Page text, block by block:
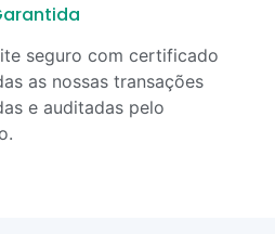
seguro com certificado
as nossas transações
e auditadas pelo